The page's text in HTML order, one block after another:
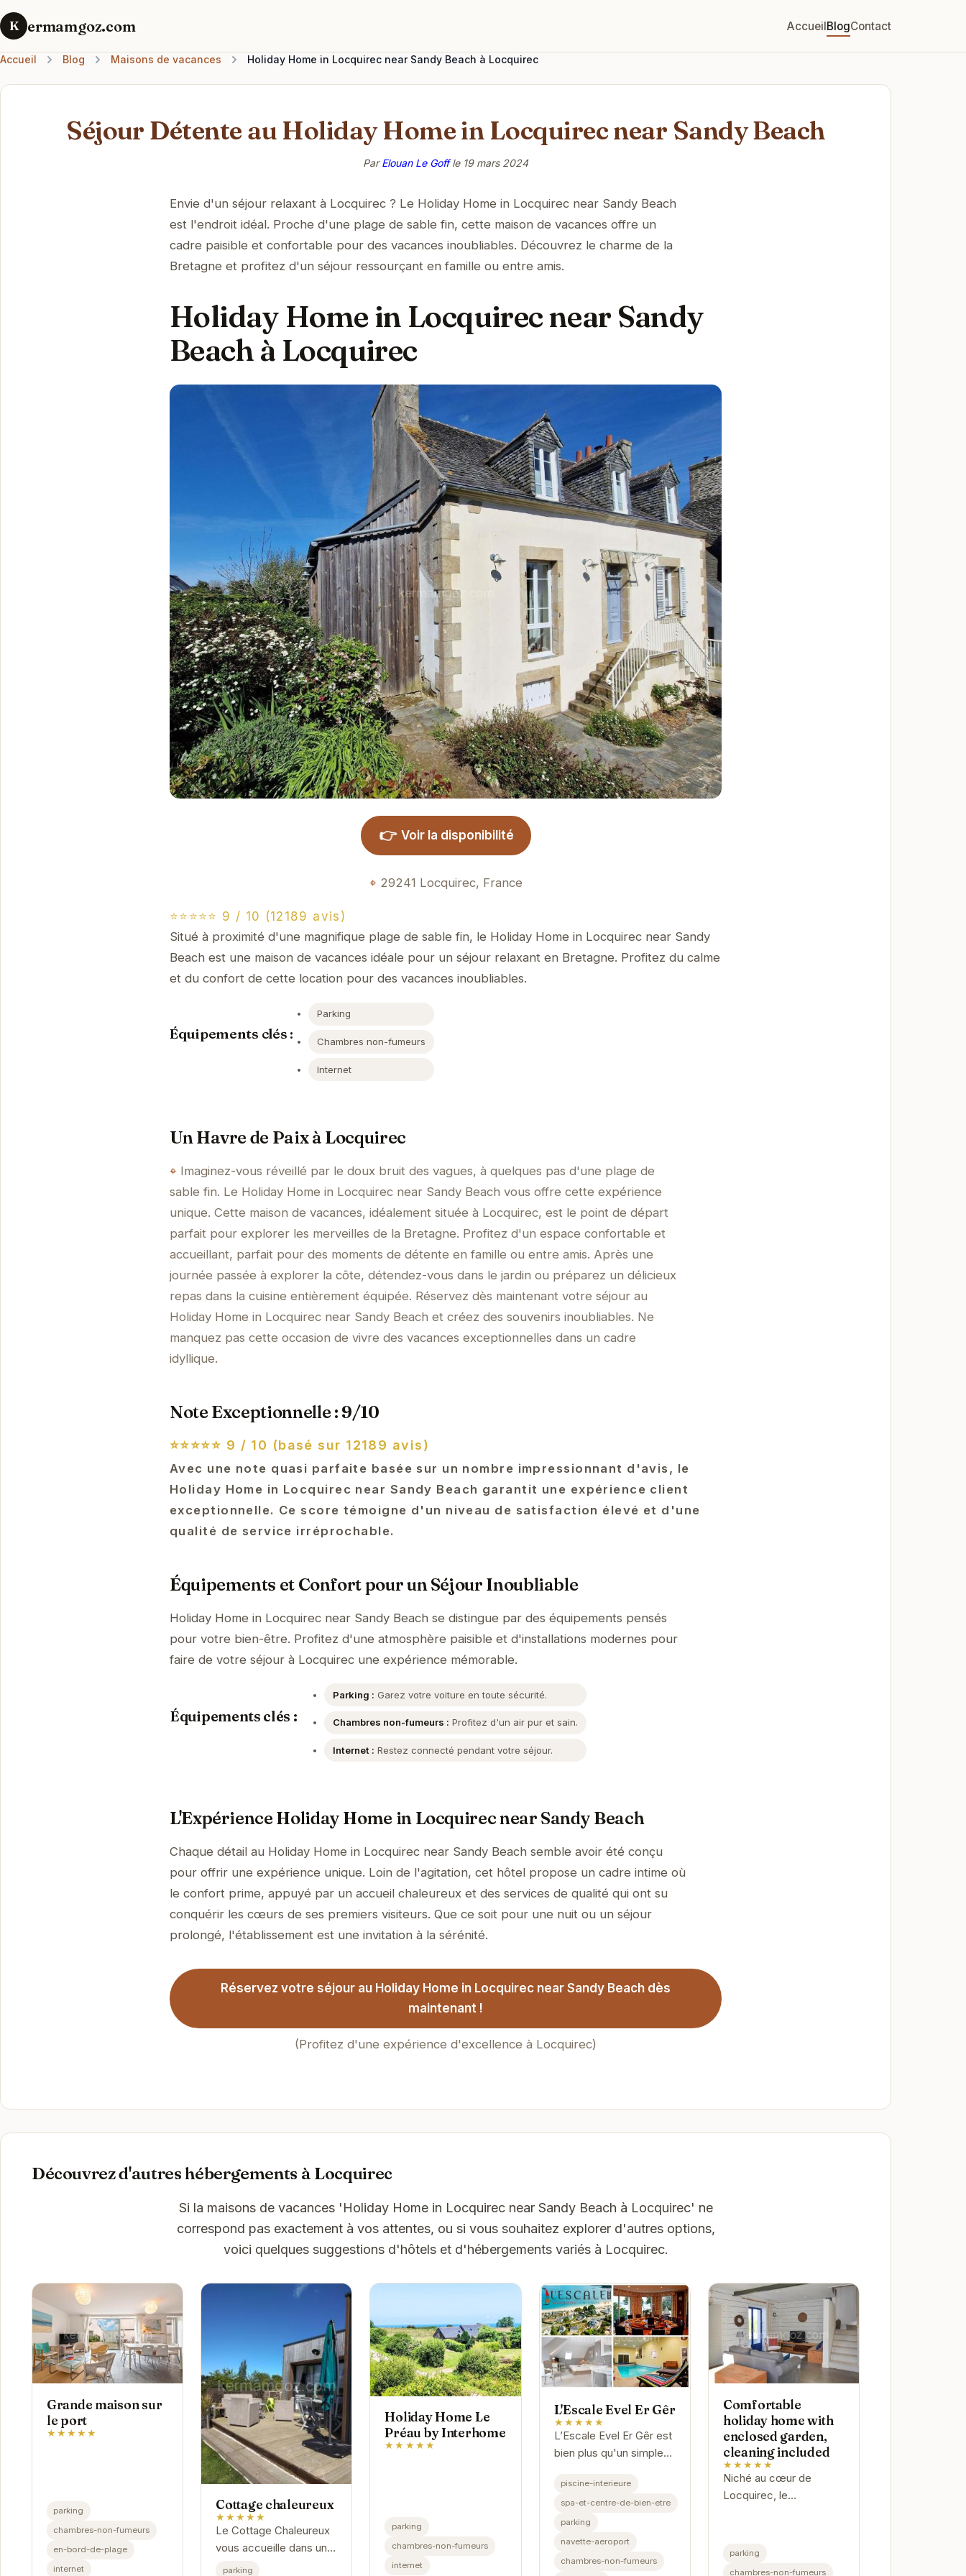
K ermamgoz.com AccueilBlogContact
Accueil Blog Maisons de vacances Holiday Home in Locquirec near Sandy Beach à Locquirec
Séjour Détente au Holiday Home in Locquirec near Sandy Beach
ParElouan Le Goffle 19 mars 2024
Envie d'un séjour relaxant à Locquirec ? Le Holiday Home in Locquirec near Sandy Beach
est l'endroit idéal. Proche d'une plage de sable fin, cette maison de vacances offre un
cadre paisible et confortable pour des vacances inoubliables. Découvrez le charme de la
Bretagne et profitez d'un séjour ressourçant en famille ou entre amis.
Holiday Home in Locquirec near Sandy
Beach à Locquirec
👉 Voir la disponibilité
29241 Locquirec, France
⭐⭐⭐⭐⭐ 9 / 10 (12189 avis)
Situé à proximité d'une magnifique plage de sable fin, le Holiday Home in Locquirec near Sandy
Beach est une maison de vacances idéale pour un séjour relaxant en Bretagne. Profitez du calme
et du confort de cette location pour des vacances inoubliables.
Équipements clés :
Parking
Chambres non-fumeurs
Internet
Un Havre de Paix à Locquirec
Imaginez-vous réveillé par le doux bruit des vagues, à quelques pas d'une plage de
sable fin. Le Holiday Home in Locquirec near Sandy Beach vous offre cette expérience
unique. Cette maison de vacances, idéalement située à Locquirec, est le point de départ
parfait pour explorer les merveilles de la Bretagne. Profitez d'un espace confortable et
accueillant, parfait pour des moments de détente en famille ou entre amis. Après une
journée passée à explorer la côte, détendez-vous dans le jardin ou préparez un délicieux
repas dans la cuisine entièrement équipée. Réservez dès maintenant votre séjour au
Holiday Home in Locquirec near Sandy Beach et créez des souvenirs inoubliables. Ne
manquez pas cette occasion de vivre des vacances exceptionnelles dans un cadre
idyllique.
Note Exceptionnelle : 9/10
⭐⭐⭐⭐⭐ 9 / 10 (basé sur 12189 avis)
Avec une note quasi parfaite basée sur un nombre impressionnant d'avis, le
Holiday Home in Locquirec near Sandy Beach garantit une expérience client
exceptionnelle. Ce score témoigne d'un niveau de satisfaction élevé et d'une
qualité de service irréprochable.
Équipements et Confort pour un Séjour Inoubliable
Holiday Home in Locquirec near Sandy Beach se distingue par des équipements pensés
pour votre bien-être. Profitez d'une atmosphère paisible et d'installations modernes pour
faire de votre séjour à Locquirec une expérience mémorable.
Équipements clés :
Parking : Garez votre voiture en toute sécurité.
Chambres non-fumeurs : Profitez d'un air pur et sain.
Internet : Restez connecté pendant votre séjour.
L'Expérience Holiday Home in Locquirec near Sandy Beach
Chaque détail au Holiday Home in Locquirec near Sandy Beach semble avoir été conçu
pour offrir une expérience unique. Loin de l'agitation, cet hôtel propose un cadre intime où
le confort prime, appuyé par un accueil chaleureux et des services de qualité qui ont su
conquérir les cœurs de ses premiers visiteurs. Que ce soit pour une nuit ou un séjour
prolongé, l'établissement est une invitation à la sérénité.
Réservez votre séjour au Holiday Home in Locquirec near Sandy Beach dès
maintenant !
(Profitez d'une expérience d'excellence à Locquirec)
Découvrez d'autres hébergements à Locquirec
Si la maisons de vacances 'Holiday Home in Locquirec near Sandy Beach à Locquirec' ne
correspond pas exactement à vos attentes, ou si vous souhaitez explorer d'autres options,
voici quelques suggestions d'hôtels et d'hébergements variés à Locquirec.
Grande maison sur
le port
★★★★★
parking
chambres-non-fumeurs
en-bord-de-plage
internet
Cottage chaleureux
★★★★★
Le Cottage Chaleureux
vous accueille dans une
ambiance conviviale et
parking
Holiday Home Le
Préau by Interhome
★★★★★
parking
chambres-non-fumeurs
internet
L'Escale Evel Er Gêr
★★★★★
L’Escale Evel Er Gêr est
bien plus qu'un simple
invitation à la détente et
au ressourcement. Son
emplacement privilégié
à...
piscine-interieure
spa-et-centre-de-bien-etre
parking
navette-aeroport
chambres-non-fumeurs
Comfortable
holiday home with
enclosed garden,
cleaning included
★★★★★
Niché au cœur de
Locquirec, le
parking
chambres-non-fumeurs